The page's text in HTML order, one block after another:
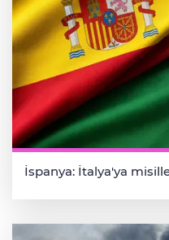
İspanya: İtalya'ya